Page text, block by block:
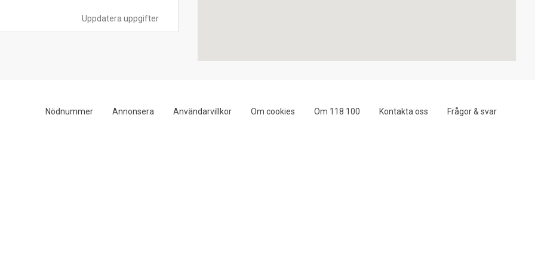
Uppdatera uppgifter
Nödnummer Annonsera Användarvillkor Om cookies Om 118 100 Kontakta oss Frågor & svar